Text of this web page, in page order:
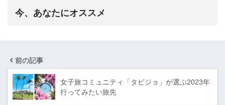
今、あなたにオススメ
前の記事
女子旅コミュニティ「タビジョ」が選ぶ2023年
行ってみたい旅先